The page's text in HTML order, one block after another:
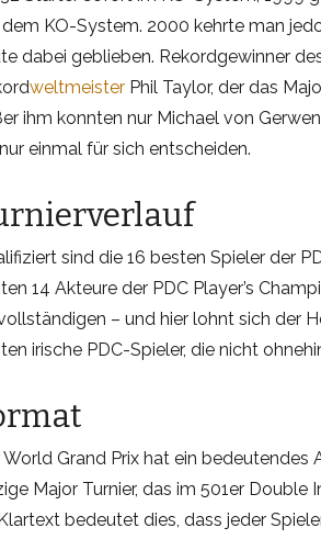
KO-System. 2000 kehrte man
dabei geblieben. Rekordgewinner
weltmeister Phil Taylor, der das
ihm konnten nur Michael von
einmal für sich entscheiden.
sind die 16 besten Spieler der
14 Akteure der PDC Player’s
– und hier lohnt sich der
irische PDC-Spieler, die nicht
World Grand Prix hat ein bedeutendes
Major Turnier, das im 501er
bedeutet dies, dass jeder